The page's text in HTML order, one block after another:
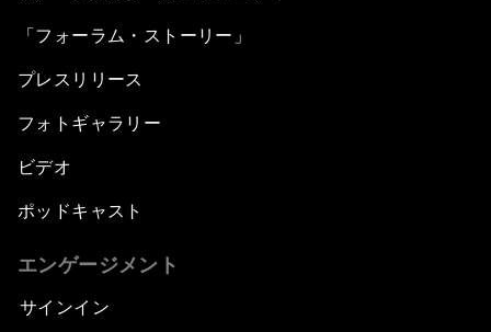
「フォーラム・ストーリー」
プレスリリース
フォトギャラリー
ビデオ
ポッドキャスト
エンゲージメント
サインイン